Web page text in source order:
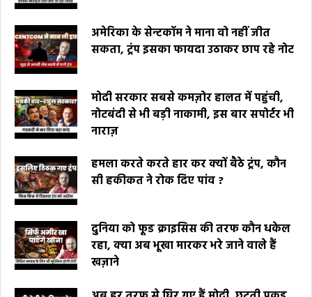
अमेरिका के सेन्टकॉम ने माना वो नहीं जीत
सकता, ट्रंप इसका फायदा उठाकर छाप रहे नोट
मोदी सरकार सबसे कमज़ोर हालत में पहुंची,
नोटबंदी से भी बड़ी नाकामी, इस बार सपोर्टर भी
नाराज़
हमला करते करते हार कर क्यों बैठे ट्रंप, कौन
सी हकीकत ने रोक दिए पांव ?
दुनिया को फूड क्राइसिस की तरफ कौन धकेल
रहा, क्या अब भूखा मारकर भरे जाने वाले हैं
खज़ाने